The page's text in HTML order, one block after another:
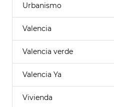
Urbanismo
Valencia
Valencia verde
Valencia Ya
Vivienda